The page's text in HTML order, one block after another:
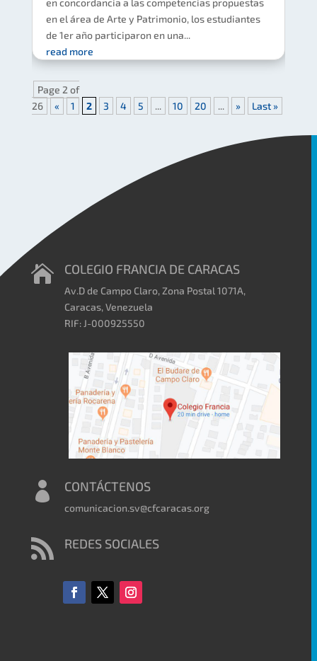
en concordancia a las competencias propuestas
en el área de Arte y Patrimonio​, los estudiantes
de 1er año participaron en una...
read more
Page 2 of
26
« 1 2 3 4 5 ... 10 20 ... » Last »
 COLEGIO FRANCIA DE CARACAS
Av.D de Campo Claro, Zona Postal 1071A,
Caracas, Venezuela
RIF: J-000925550
 CONTÁCTENOS
comunicacion.sv@cfcaracas.org
 REDES SOCIALES